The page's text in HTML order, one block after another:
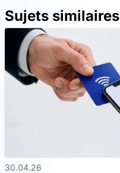
Sujets similaires
30.04.26